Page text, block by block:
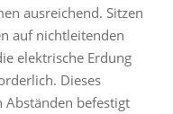
ausreichend. Sitzen
auf nichtleitenden
elektrische Erdung
Dieses
Abständen befestigt